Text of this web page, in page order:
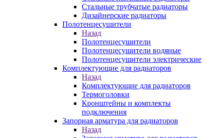
Стальные трубчатые радиаторы
Дизайнерские радиаторы
Полотенцесушители
Назад
Полотенцесушители
Полотенцесушители водяные
Полотенцесушители электрические
Комплектующие для радиаторов
Назад
Комплектующие для радиаторов
Термоголовки
Кронштейны и комплекты
подключения
Запорная арматура для радиаторов
Назад